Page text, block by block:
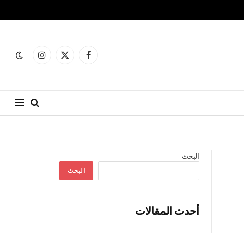
فيسبوكX
الانستغرام
البحث
البحث
أحدث المقالات